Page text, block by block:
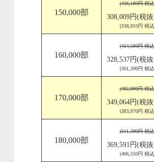
150,000部
(426,180円 税
308,009円(税
(338,810円 税
160,000部
(454,580円 税
328,537円(税
(361,390円 税
170,000部
(482,990円 税
349,064円(税
(383,970円 税
180,000部
(511,390円 税
369,591円(税
(406,550円 税